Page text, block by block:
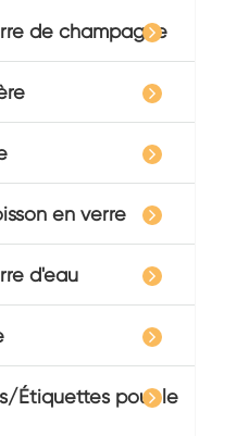
de champagne
en verre
d'eau
Étiquettes pour le